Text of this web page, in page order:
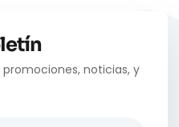
noticias, y